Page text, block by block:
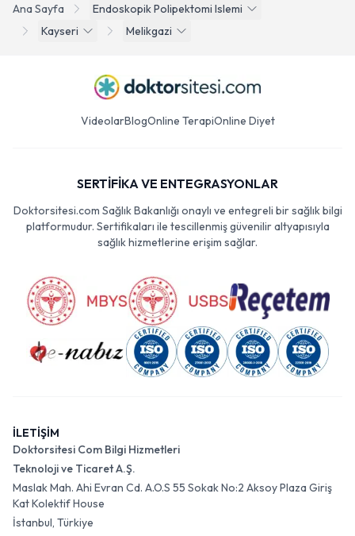
Ana Sayfa
Endoskopik Polipektomi Islemi
Kayseri
Melikgazi
VideolarBlogOnline TerapiOnline Diyet
SERTİFİKA VE ENTEGRASYONLAR
Doktorsitesi.com Sağlık Bakanlığı onaylı ve entegreli bir sağlık bilgi
platformudur. Sertifikaları ile tescillenmiş güvenilir altyapısıyla
sağlık hizmetlerine erişim sağlar.
İLETİŞİM
Doktorsitesi Com Bilgi Hizmetleri
Teknoloji ve Ticaret A.Ş.
Maslak Mah. Ahi Evran Cd. A.O.S 55 Sokak No:2 Aksoy Plaza Giriş
Kat Kolektif House
İstanbul, Türkiye